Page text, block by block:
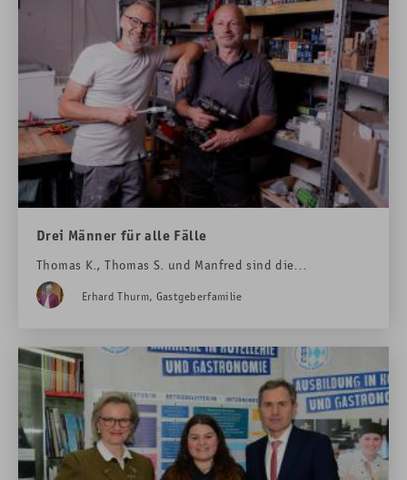
Drei Männer für alle Fälle
Thomas K., Thomas S. und Manfred sind die
unsichtbaren Alleskönner im Hotel Das Rübezahl. Ob
Heizung, Lüftung, Pool oder Dusche: Die drei
funktioniert – und haben viel Spaß dabei!
Erhard Thurm, Gastgeberfamilie